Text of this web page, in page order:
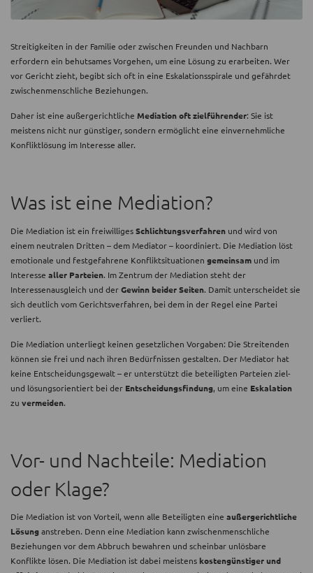
Streitigkeiten in der Familie oder zwischen Freunden und Nachbarn
erfordern ein behutsames Vorgehen, um eine Lösung zu erarbeiten. Wer
vor Gericht zieht, begibt sich oft in eine Eskalationsspirale und gefährdet
zwischenmenschliche Beziehungen.
Daher ist eine außergerichtliche Mediation oft zielführender: Sie ist
meistens nicht nur günstiger, sondern ermöglicht eine einvernehmliche
Konfliktlösung im Interesse aller.
Was ist eine Mediation?
Die Mediation ist ein freiwilligesSchlichtungsverfahren und wird von
einem neutralen Dritten – dem Mediator – koordiniert. Die Mediation löst
emotionale und festgefahrene Konfliktsituationen gemeinsam und im
Interesse aller Parteien. Im Zentrum der Mediation steht der
Interessenausgleich und derGewinn beider Seiten. Damit unterscheidet sie
sich deutlich vom Gerichtsverfahren, bei dem in der Regel eine Partei
verliert.
Die Mediation unterliegt keinen gesetzlichen Vorgaben: Die Streitenden
können sie frei und nach ihren Bedürfnissen gestalten. Der Mediator hat
keine Entscheidungsgewalt – er unterstützt die beteiligten Parteien ziel-
und lösungsorientiert bei der Entscheidungsfindung, um eine Eskalation
zu vermeiden.
Vor- und Nachteile: Mediation
oder Klage?
Die Mediation ist von Vorteil, wenn alle Beteiligten eine außergerichtliche
Lösunganstreben. Denn eine Mediation kann zwischenmenschliche
Beziehungen vor dem Abbruch bewahren und scheinbar unlösbare
Konflikte lösen. Die Mediation ist dabei meistens kostengünstiger und